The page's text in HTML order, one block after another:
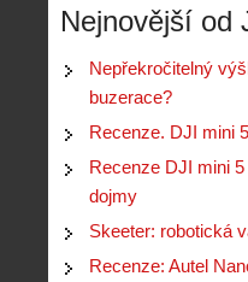
Nejnovější od
Nepřekročitelný
buzerace?
Recenze. DJI mini
Recenze DJI mini
dojmy
Skeeter: robotická
Recenze: Autel